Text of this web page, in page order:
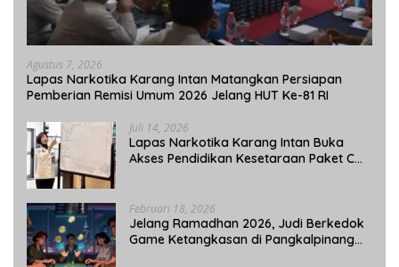
Agustus 7, 2026
Lapas Narkotika Karang Intan Matangkan Persiapan
Pemberian Remisi Umum 2026 Jelang HUT Ke-81 RI
Juli 14, 2026
Lapas Narkotika Karang Intan Buka
Akses Pendidikan Kesetaraan Paket C
Februari 18, 2026
Jelang Ramadhan 2026, Judi Berkedok
Game Ketangkasan di Pangkalpinang